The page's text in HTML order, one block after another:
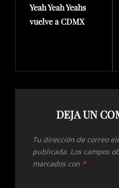
entradas
Post
Yeah Yeah Yeahs
vuelve a CDMX
DEJA UN
Tu dirección de correo
publicada. Los campos
marcados con *